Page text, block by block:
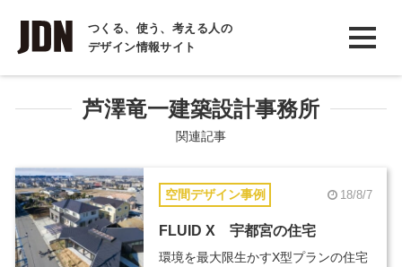
つくる、使う、考える人の
デザイン情報サイト
INTERVIEW
インタビュー
REPORT
COLUMN
コラム
芦澤竜一建築設計事務所
関連記事
空間デザイン事例 18/8/7
FLUID X 宇都宮の住宅
環境を最大限生かすX型プランの住宅